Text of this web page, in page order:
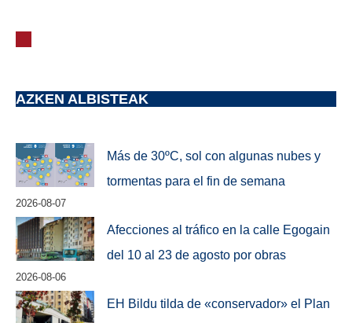
AZKEN ALBISTEAK
Más de 30ºC, sol con algunas nubes y
tormentas para el fin de semana
2026-08-07
Afecciones al tráfico en la calle Egogain
del 10 al 23 de agosto por obras
2026-08-06
EH Bildu tilda de «conservador» el Plan